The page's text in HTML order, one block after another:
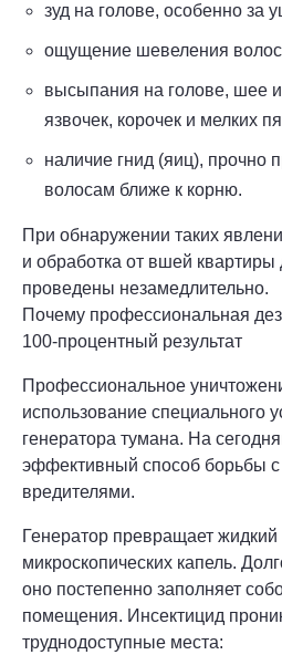
зуд на голове, особенно за
ощущение шевеления
высыпания на голове, шее
язвочек, корочек и мелких
наличие гнид (яиц), прочно
волосам ближе к корню.
При обнаружении таких
и обработка от вшей
проведены незамедлительно.
Почему профессиональная
100-процентный результат
Профессиональное
использование специального
генератора тумана. На
эффективный способ борьбы
вредителями.
Генератор превращает жидкий
микроскопических капель.
оно постепенно заполняет
помещения. Инсектицид
труднодоступные места: